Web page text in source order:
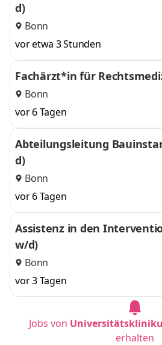
d)
Bonn
vor etwa 3 Stunden
Fachärzt*in für
Bonn
vor 6 Tagen
Abteilungsleitung
d)
Bonn
vor 6 Tagen
Assistenz in den
w/d)
Bonn
vor 3 Tagen
Jobs von
erhalten